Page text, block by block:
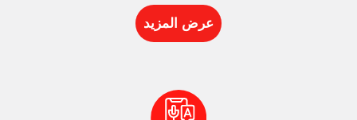
عرض المزيد